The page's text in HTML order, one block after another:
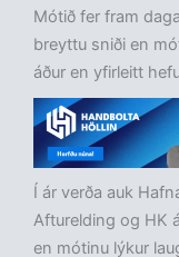
Mótið fer fram
breyttu sniði en
áður en yfirleitt
Í ár verða auk
Afturelding og HK
en mótinu lýkur